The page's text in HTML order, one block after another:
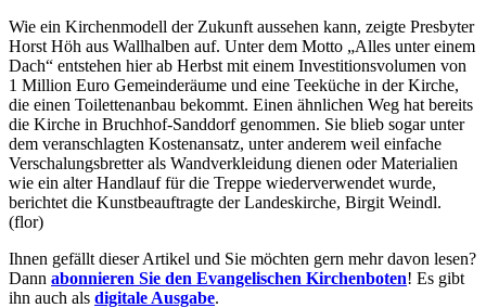
Wie ein Kirchenmodell der Zukunft aussehen kann, zeigte Presbyter
Horst Höh aus Wallhalben auf. Unter dem Motto „Alles unter einem
Dach“ entstehen hier ab Herbst mit einem Investitionsvolumen von
1 Million Euro Gemeinderäume und eine Teeküche in der Kirche,
die einen Toilettenanbau bekommt. Einen ähnlichen Weg hat bereits
die Kirche in Bruchhof-Sanddorf genommen. Sie blieb sogar unter
dem veranschlagten Kostenansatz, unter anderem weil einfache
Verschalungsbretter als Wandverkleidung dienen oder Materialien
wie ein alter Handlauf für die Treppe wiederverwendet wurde,
berichtet die Kunstbeauftragte der Landeskirche, Birgit Weindl.
(flor)
Ihnen gefällt dieser Artikel und Sie möchten gern mehr davon lesen?
Dann abonnieren Sie den Evangelischen Kirchenboten! Es gibt
ihn auch als digitale Ausgabe.